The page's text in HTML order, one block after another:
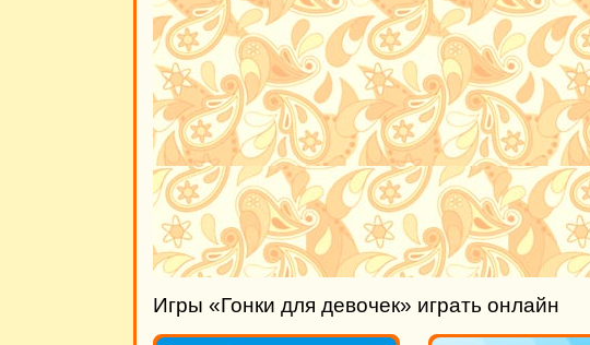
Игры «Гонки для девочек» играть онлайн